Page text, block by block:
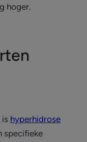
hoger.
is hyperhidrose
specifieke